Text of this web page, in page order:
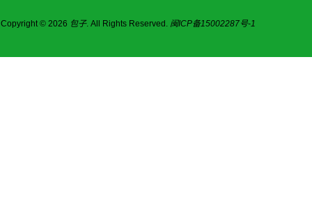
Copyright © 2026 包子. All Rights Reserved. 闽ICP备15002287号-1